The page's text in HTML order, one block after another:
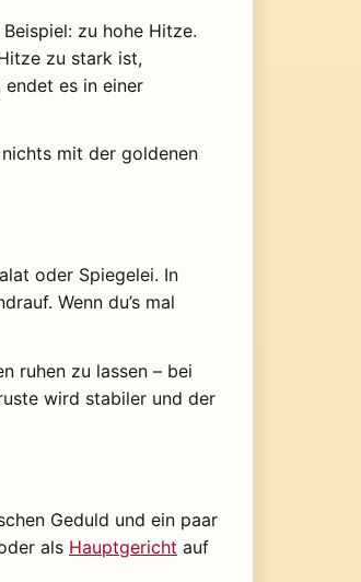
zu hohe Hitze.
zu stark ist,
es in einer
nichts mit der goldenen
oder Spiegelei. In
Wenn du’s mal
ruhen zu lassen – bei
wird stabiler und der
Geduld und ein paar
als Hauptgericht auf